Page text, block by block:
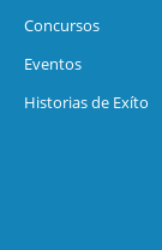
Concursos
Eventos
Historias de Exíto